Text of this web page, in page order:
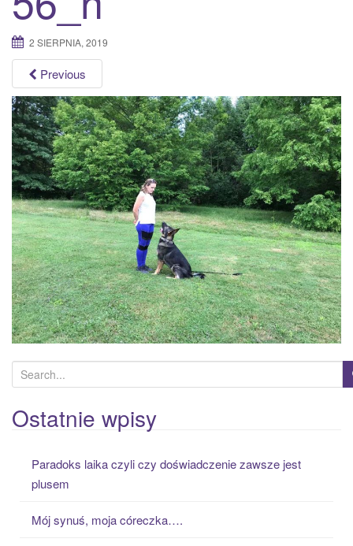
n
2 SIERPNIA, 2019
Previous
e
a
r
Ostatnie wpisy
Paradoks laika czyli czy doświadczenie zawsze jest
plusem
Mój synuś, moja córeczka….